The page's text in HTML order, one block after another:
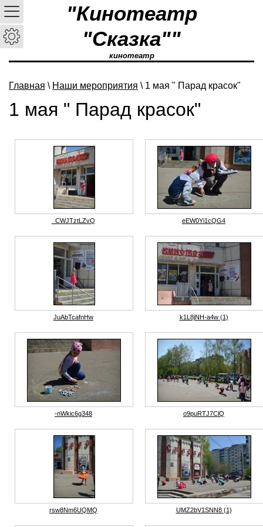
"Кинотеатр
"Сказка""
кинотеатр
Главная \ Наши мероприятия \ 1 мая " Парад красок"
1 мая " Парад красок"
_CWJTztLZvQ eEW0Yi1cQG4
JuAbTcafnHw k1L8jNH-a4w (1)
-nWkic6g348 o9puRTJ7ClQ
rsw8Nm6UQMQ UMZ2bV1SNN8 (1)